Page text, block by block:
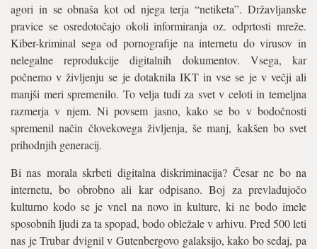
agori in se obnaša kot od njega terja “netiketa”. Državljanske
pravice se osredotočajo okoli informiranja oz. odprtosti mreže.
Kiber-kriminal sega od pornografije na internetu do virusov in
nelegalne reprodukcije digitalnih dokumentov. Vsega, kar
počnemo v življenju se je dotaknila IKT in vse se je v večji ali
manjši meri spremenilo. To velja tudi za svet v celoti in temeljna
razmerja v njem. Ni povsem jasno, kako se bo v bodočnosti
spremenil način človekovega življenja, še manj, kakšen bo svet
prihodnjih generacij.
Bi nas morala skrbeti digitalna diskriminacija? Česar ne bo na
internetu, bo obrobno ali kar odpisano. Boj za prevladujočo
kulturno kodo se je vnel na novo in kulture, ki ne bodo imele
sposobnih ljudi za ta spopad, bodo obležale v arhivu. Pred 500 leti
nas je Trubar dvignil v Gutenbergovo galaksijo, kako bo sedaj, pa